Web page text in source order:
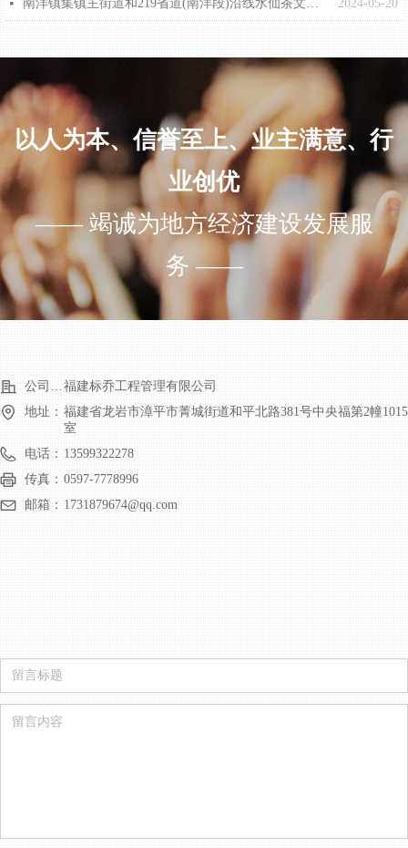
公司名称：
福建标乔工程管理有限公司
地址： 福建省龙岩市漳平市菁城街道和平北路381号中央福第2幢1015
室
电话： 13599322278
传真： 0597-7778996
邮箱： 1731879674@qq.com
2024-05-20
넷 南洋镇集镇主街道和219省道(南洋段)沿线水仙茶文化宣传项目采购服务情况说明
以人为本、信誉至上、业主满意、行
业创优
—— 竭诚为地方经济建设发展服
务 ——